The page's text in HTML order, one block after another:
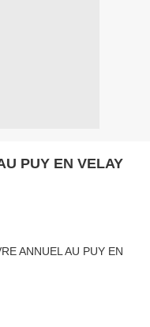
PUY EN VELAY